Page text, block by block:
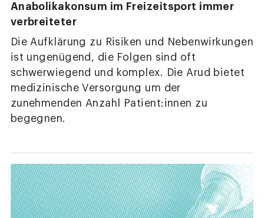
Anabolikakonsum im Freizeitsport immer
verbreiteter
Die Aufklärung zu Risiken und Nebenwirkungen
ist ungenügend, die Folgen sind oft
schwerwiegend und komplex. Die Arud bietet
medizinische Versorgung um der
zunehmenden Anzahl Patient:innen zu
begegnen.